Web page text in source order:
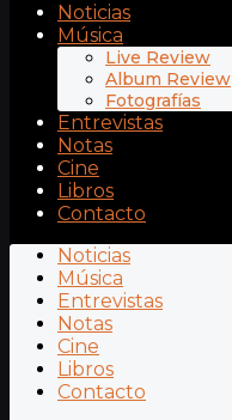
Noticias
Música
Live Review
Album Review
Fotografías
Entrevistas
Notas
Cine
Libros
Contacto
Noticias
Música
Entrevistas
Notas
Cine
Libros
Contacto